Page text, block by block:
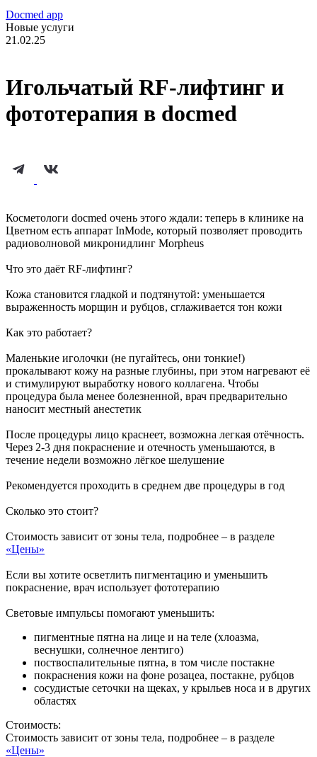
Docmed app
Новые услуги
21.02.25
Игольчатый RF-лифтинг и
фототерапия в docmed
Косметологи docmed очень этого ждали: теперь в клинике на
Цветном есть аппарат InMode, который позволяет проводить
радиоволновой микронидлинг Morpheus
Что это даёт RF-лифтинг?
Кожа становится гладкой и подтянутой: уменьшается
выраженность морщин и рубцов, сглаживается тон кожи
Как это работает?
Маленькие иголочки (не пугайтесь, они тонкие!)
прокалывают кожу на разные глубины, при этом нагревают её
и стимулируют выработку нового коллагена. Чтобы
процедура была менее болезненной, врач предварительно
наносит местный анестетик
После процедуры лицо краснеет, возможна легкая отёчность.
Через 2-3 дня покраснение и отечность уменьшаются, в
течение недели возможно лёгкое шелушение
Рекомендуется проходить в среднем две процедуры в год
Сколько это стоит?
Стоимость зависит от зоны тела, подробнее – в разделе
«Цены»
Если вы хотите осветлить пигментацию и уменьшить
покраснение, врач использует фототерапию
Световые импульсы помогают уменьшить:
пигментные пятна на лице и на теле (хлоазма,
веснушки, солнечное лентиго)
поствоспалительные пятна, в том числе постакне
покраснения кожи на фоне розацеа, постакне, рубцов
сосудистые сеточки на щеках, у крыльев носа и в других
областях
Стоимость:
Стоимость зависит от зоны тела, подробнее – в разделе
«Цены»